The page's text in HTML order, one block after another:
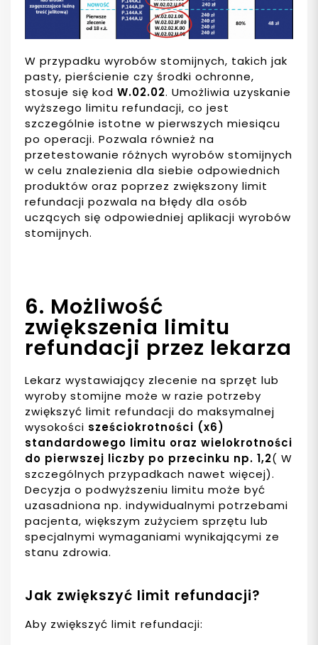
W przypadku wyrobów stomijnych, takich jak
pasty, pierścienie czy środki ochronne,
stosuje się kod W.02.02. Umożliwia uzyskanie
wyższego limitu refundacji, co jest
szczególnie istotne w pierwszych miesiącu
po operacji. Pozwala również na
przetestowanie różnych wyrobów stomijnych
w celu znalezienia dla siebie odpowiednich
produktów oraz poprzez zwiększony limit
refundacji pozwala na błędy dla osób
uczących się odpowiedniej aplikacji wyrobów
stomijnych.
6. Możliwość
zwiększenia limitu
refundacji przez lekarza
Lekarz wystawiający zlecenie na sprzęt lub
wyroby stomijne może w razie potrzeby
zwiększyć limit refundacji do maksymalnej
wysokości sześciokrotności (x6)
standardowego limitu oraz wielokrotności
do pierwszej liczby po przecinku np. 1,2( W
szczególnych przypadkach nawet więcej).
Decyzja o podwyższeniu limitu może być
uzasadniona np. indywidualnymi potrzebami
pacjenta, większym zużyciem sprzętu lub
specjalnymi wymaganiami wynikającymi ze
stanu zdrowia.
Jak zwiększyć limit refundacji?
Aby zwiększyć limit refundacji: